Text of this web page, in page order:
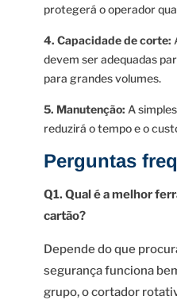
protegerá o operador
4. Capacidade de corte:
devem ser adequadas
para grandes volumes.
5. Manutenção: A
reduzirá o tempo e o
Perguntas
Q1. Qual é a melhor
cartão?
Depende do que
segurança funciona
grupo, o cortador